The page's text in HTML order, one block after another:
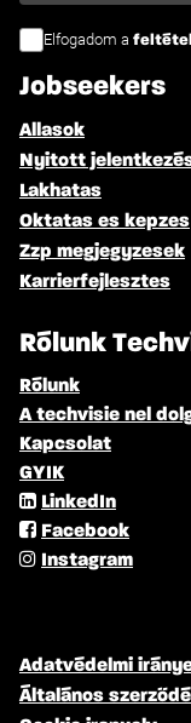
Elfogadom a
Jobseekers
Allasok
Nyitott
Lakhatas
Oktatas es kepzes
Zzp megjegyzesek
Karrierfejlesztes
Rólunk
Rólunk
A techvisie nel
Kapcsolat
GYIK
LinkedIn
Facebook
Instagram
Adatvédelmi
Általános